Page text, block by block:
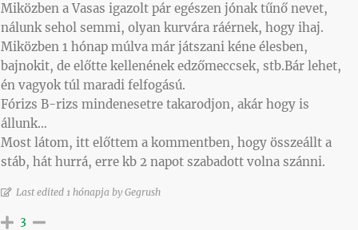
Miközben a Vasas igazolt pár egészen jónak tűnő nevet,
nálunk sehol semmi, olyan kurvára ráérnek, hogy ihaj.
Miközben 1 hónap múlva már játszani kéne élesben,
bajnokit, de előtte kellenének edzőmeccsek, stb.Bár lehet,
én vagyok túl maradi felfogású.
Fórizs B-rizs mindenesetre takarodjon, akár hogy is
állunk…
Most látom, itt előttem a kommentben, hogy összeállt a
stáb, hát hurrá, erre kb 2 napot szabadott volna szánni.
Last edited 1 hónapja by Gegrush
3